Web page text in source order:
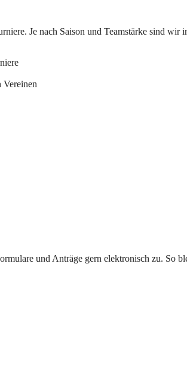
Je nach Saison und Teamstärke sind wir
Vereinen
und Anträge gern elektronisch zu. So